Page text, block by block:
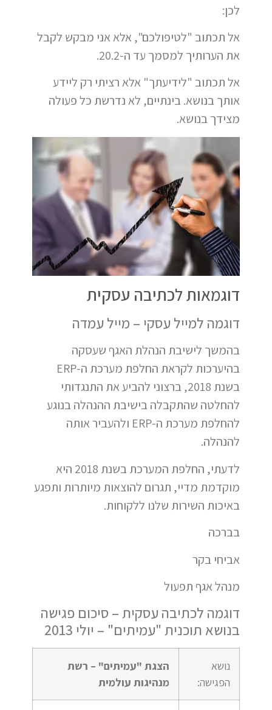
לכן:
אל תכתוב "לטיפולכם", אלא אני מבקש לקבל
את הערותיך למסמך עד ה-20.2.
אל תכתוב "לידיעתך" אלא רציתי רק ליידע
אותך בנושא. בינתיים, לא נדרשת כל פעולה
מצידך בנושא.
דוגמאות לכתיבה עסקית
דוגמה למייל עסקי – מייל עמדה
בהמשך לישיבת הנהלת האגף שעסקה
בהיערכות לקראת החלפת מערכת ה-ERP
בשנת 2018, ברצוני להביע את התנגדותי
להחלטה שהתקבלה בישיבת ההנהלה בנוגע
להחלפת מערכת ה-ERP ולהעביר אותה
להנהלה.
לדעתי, החלפת המערכת בשנת 2018 היא
מוקדמת מדיי, תגרום להוצאות מיותרות ותפגע
באיכות השירות שלנו ללקוחות.
בברכה
אביחי בקר
מנהל אגף תפעול
דוגמה לכתיבה עסקית – סיכום פגישה
בנושא תוכנית "עמיתים" – יולי 2013
נושא
הפגישה:
הצגת "עמיתים" – רשת
מנהיגות עולמית